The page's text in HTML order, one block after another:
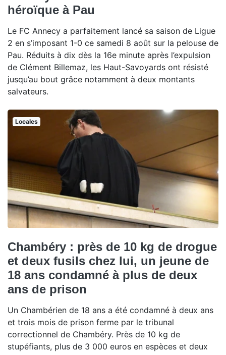
héroïque à Pau
Le FC Annecy a parfaitement lancé sa saison de Ligue
2 en s’imposant 1-0 ce samedi 8 août sur la pelouse de
Pau. Réduits à dix dès la 16e minute après l’expulsion
de Clément Billemaz, les Haut-Savoyards ont résisté
jusqu’au bout grâce notamment à deux montants
salvateurs.
Locales
Chambéry : près de 10 kg de drogue
et deux fusils chez lui, un jeune de
18 ans condamné à plus de deux
ans de prison
Un Chambérien de 18 ans a été condamné à deux ans
et trois mois de prison ferme par le tribunal
correctionnel de Chambéry. Près de 10 kg de
stupéfiants, plus de 3 000 euros en espèces et deux